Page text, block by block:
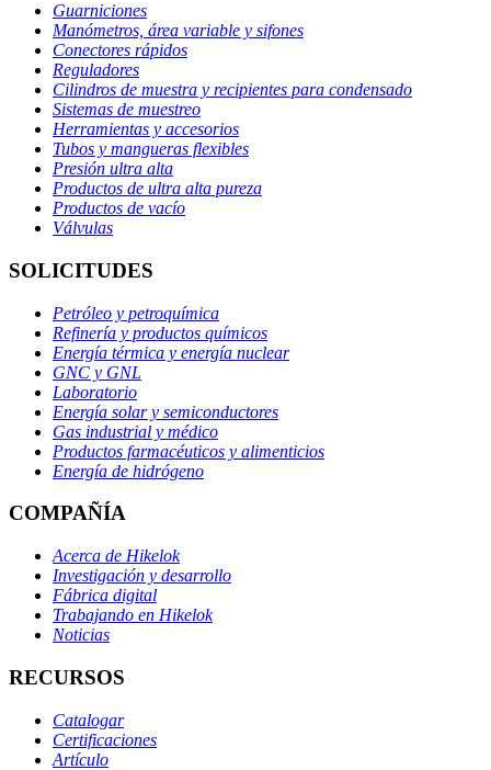
Guarniciones
Manómetros, área variable y sifones
Conectores rápidos
Reguladores
Cilindros de muestra y recipientes para condensado
Sistemas de muestreo
Herramientas y accesorios
Tubos y mangueras flexibles
Presión ultra alta
Productos de ultra alta pureza
Productos de vacío
Válvulas
SOLICITUDES
Petróleo y petroquímica
Refinería y productos químicos
Energía térmica y energía nuclear
GNC y GNL
Laboratorio
Energía solar y semiconductores
Gas industrial y médico
Productos farmacéuticos y alimenticios
Energía de hidrógeno
COMPAÑÍA
Acerca de Hikelok
Investigación y desarrollo
Fábrica digital
Trabajando en Hikelok
Noticias
RECURSOS
Catalogar
Certificaciones
Artículo